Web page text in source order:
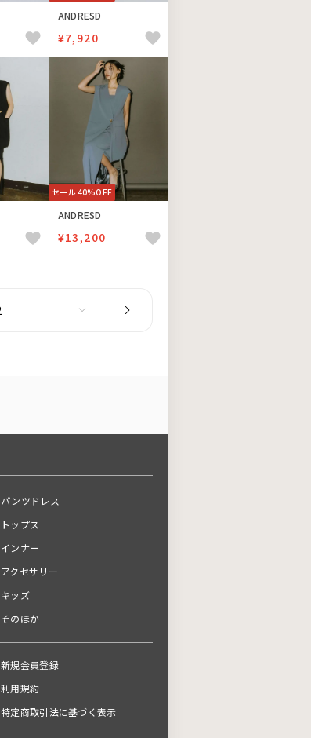
ANDRESD
¥7,920
セール 40%OFF
ANDRESD
¥13,200
パンツドレス
トップス
インナー
アクセサリー
キッズ
そのほか
新規会員登録
利用規約
特定商取引法に基づく表示